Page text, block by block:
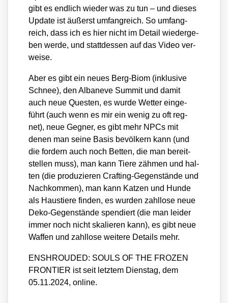
gibt es end­lich wie­der was zu tun – und die­ses
Update ist äußerst umfang­reich. So umfang­
reich, dass ich es hier nicht im Detail wie­der­ge­
ben wer­de, und statt­des­sen auf das Video ver­
wei­se.
Aber es gibt ein neu­es Berg-Biom (inklu­si­ve
Schnee), den Alban­eve Sum­mit und damit
auch neue Ques­ten, es wur­de Wet­ter ein­ge­
führt (auch wenn es mir ein wenig zu oft reg­
net), neue Geg­ner, es gibt mehr NPCs mit
denen man sei­ne Basis bevöl­kern kann (und
die for­dern auch noch Bet­ten, die man bereit­
stel­len muss), man kann Tie­re zäh­men und hal­
ten (die pro­du­zie­ren Craf­ting-Gegen­stän­de und
Nach­kom­men), man kann Kat­zen und Hun­de
als Haus­tie­re fin­den, es wur­den zahl­lo­se neue
Deko-Gegen­stän­de spen­diert (die man lei­der
immer noch nicht ska­lie­ren kann), es gibt neue
Waf­fen und zahl­lo­se wei­te­re Details mehr.
ENSHROUDED: SOULS OF THE FROZEN
FRONTIER ist seit letz­tem Diens­tag, dem
05.11.2024, online.